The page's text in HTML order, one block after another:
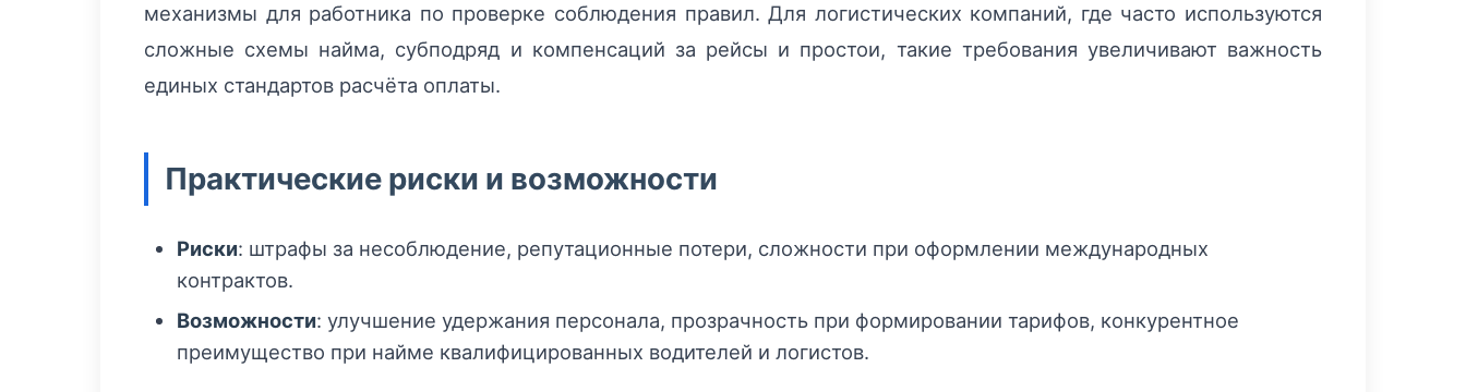
механизмы для работника по проверке соблюдения правил. Для логистических компаний, где часто используются
сложные схемы найма, субподряд и компенсаций за рейсы и простои, такие требования увеличивают важность
единых стандартов расчёта оплаты.
Практические риски и возможности
Риски: штрафы за несоблюдение, репутационные потери, сложности при оформлении международных
контрактов.
Возможности: улучшение удержания персонала, прозрачность при формировании тарифов, конкурентное
преимущество при найме квалифицированных водителей и логистов.